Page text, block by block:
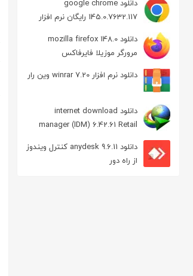
دانلود google chrome
145.0.7632.117 رایگان نرم افزار
مرورگر گوگل کروم
دانلود mozilla firefox 148.0
مرورگر موزیلا فایرفاکس
دانلود نرم افزار winrar 7.20 وین رار
دانلود internet download
manager (IDM) 6.42.61 Retail
مدیریت دانلود
دانلود anydesk 9.6.11 کنترل ویندوز
از راه دور